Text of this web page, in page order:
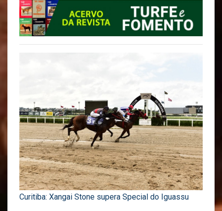
Curitiba: Xangai Stone supera Special do Iguassu